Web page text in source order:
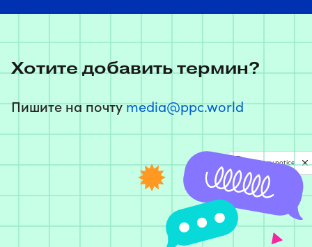
Хотите добавить термин?
Пишите на почтуmedia@ppc.world
Privacy notice